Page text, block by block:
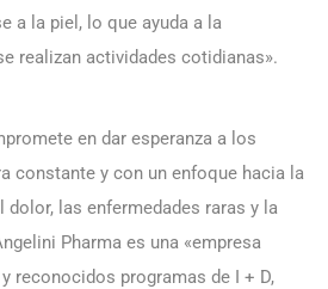
a la piel, lo que ayuda a la
realizan actividades cotidianas».
en dar esperanza a los
constante y con un enfoque hacia la
las enfermedades raras y la
Pharma es una «empresa
reconocidos programas de I + D,